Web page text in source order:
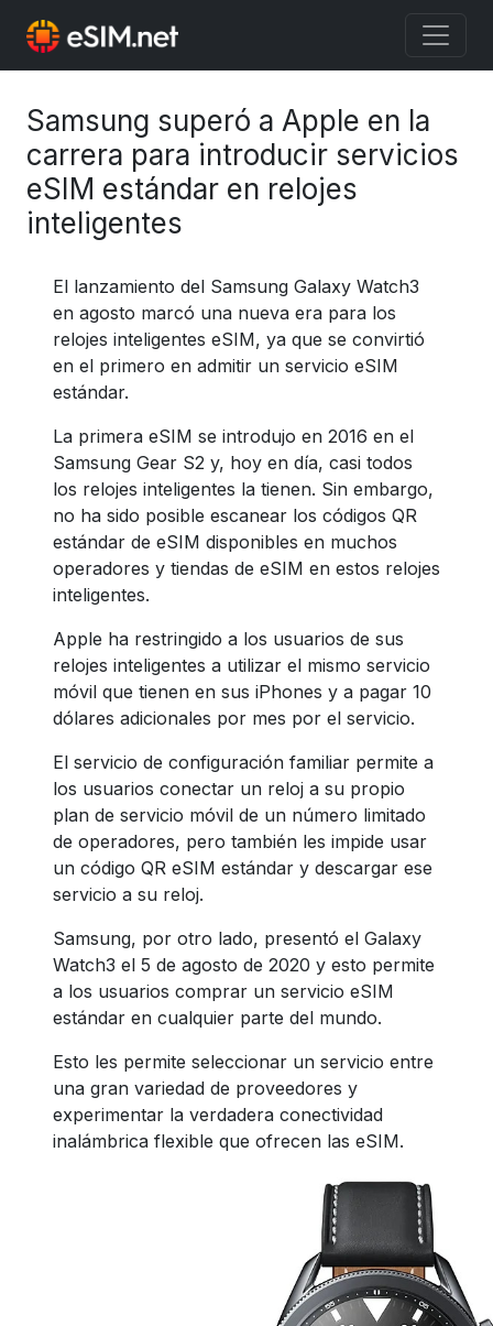
Samsung superó a Apple en la
carrera para introducir servicios
eSIM estándar en relojes
inteligentes
El lanzamiento del Samsung Galaxy Watch3
en agosto marcó una nueva era para los
relojes inteligentes eSIM, ya que se convirtió
en el primero en admitir un servicio eSIM
estándar.
La primera eSIM se introdujo en 2016 en el
Samsung Gear S2 y, hoy en día, casi todos
los relojes inteligentes la tienen. Sin embargo,
no ha sido posible escanear los códigos QR
estándar de eSIM disponibles en muchos
operadores y tiendas de eSIM en estos relojes
inteligentes.
Apple ha restringido a los usuarios de sus
relojes inteligentes a utilizar el mismo servicio
móvil que tienen en sus iPhones y a pagar 10
dólares adicionales por mes por el servicio.
El servicio de configuración familiar permite a
los usuarios conectar un reloj a su propio
plan de servicio móvil de un número limitado
de operadores, pero también les impide usar
un código QR eSIM estándar y descargar ese
servicio a su reloj.
Samsung, por otro lado, presentó el Galaxy
Watch3 el 5 de agosto de 2020 y esto permite
a los usuarios comprar un servicio eSIM
estándar en cualquier parte del mundo.
Esto les permite seleccionar un servicio entre
una gran variedad de proveedores y
experimentar la verdadera conectividad
inalámbrica flexible que ofrecen las eSIM.